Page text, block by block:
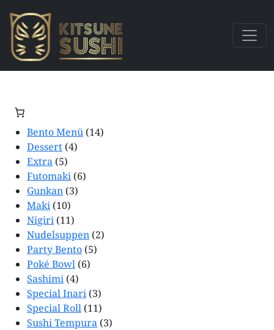
Bento Menü (14)
Dessert (4)
Extra (5)
Futomaki (6)
Gunkan (3)
Maki (10)
Nigiri (11)
Nudelsuppen (2)
Party Bento (5)
Poké Bowl (6)
Sashimi (4)
Special Inari (3)
Special Roll (11)
Sushi Tempura (3)